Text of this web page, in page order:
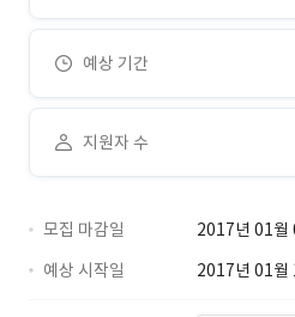
예상 기간
지원자 수
모집 마감일
2017년 01월
예상 시작일
2017년 01월